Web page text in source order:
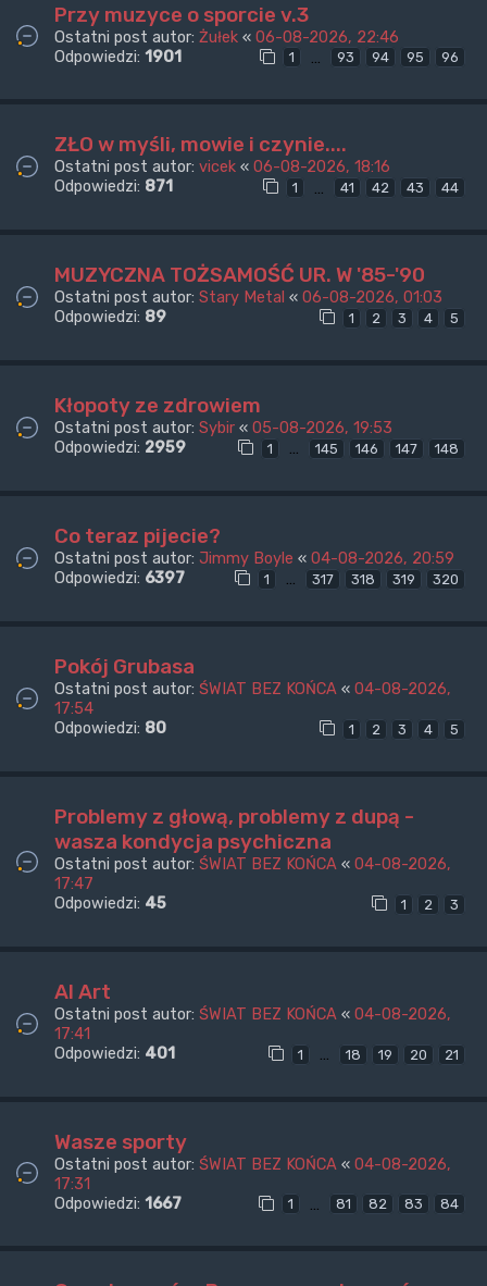
Przy muzyce o sporcie v.3
Ostatni post autor: Żułek « 06-08-2026, 22:46
Odpowiedzi: 1901 1 … 93 94 95 96
ZŁO w myśli, mowie i czynie....
Ostatni post autor: vicek « 06-08-2026, 18:16
Odpowiedzi: 871 1 … 41 42 43 44
MUZYCZNA TOŻSAMOŚĆ UR. W '85-'90
Ostatni post autor: Stary Metal « 06-08-2026, 01:03
Odpowiedzi: 89 1 2 3 4 5
Kłopoty ze zdrowiem
Ostatni post autor: Sybir « 05-08-2026, 19:53
Odpowiedzi: 2959 1 … 145 146 147 148
Co teraz pijecie?
Ostatni post autor: Jimmy Boyle « 04-08-2026, 20:59
Odpowiedzi: 6397 1 … 317 318 319 320
Pokój Grubasa
Ostatni post autor: ŚWIAT BEZ KOŃCA « 04-08-2026,
17:54
Odpowiedzi: 80 1 2 3 4 5
Problemy z głową, problemy z dupą -
wasza kondycja psychiczna
Ostatni post autor: ŚWIAT BEZ KOŃCA « 04-08-2026,
17:47
Odpowiedzi: 45 1 2 3
AI Art
Ostatni post autor: ŚWIAT BEZ KOŃCA « 04-08-2026,
17:41
Odpowiedzi: 401 1 … 18 19 20 21
Wasze sporty
Ostatni post autor: ŚWIAT BEZ KOŃCA « 04-08-2026,
17:31
Odpowiedzi: 1667 1 … 81 82 83 84